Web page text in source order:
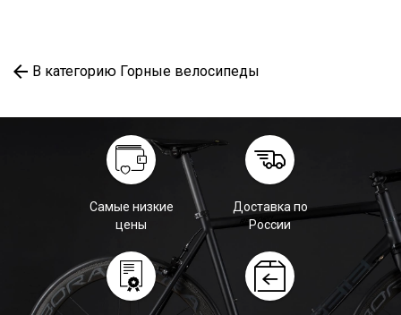
В категорию Горные велосипеды
Самые низкие
цены
Доставка по
России